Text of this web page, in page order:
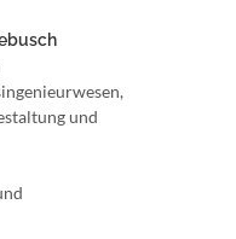
und